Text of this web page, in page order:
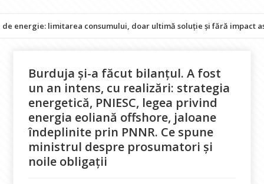
limitarea consumului, doar ultimă soluție și fără impact asupra
Burduja și-a făcut bilanțul. A fost
un an intens, cu realizări: strategia
energetică, PNIESC, legea privind
energia eoliană offshore, jaloane
îndeplinite prin PNNR. Ce spune
ministrul despre prosumatori și
noile obligații